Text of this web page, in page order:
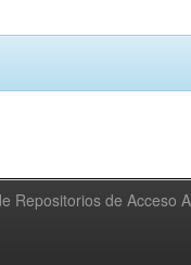
Repositorios de Acceso